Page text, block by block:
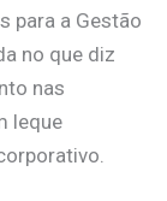
para a Gestão
no que diz
nas
leque